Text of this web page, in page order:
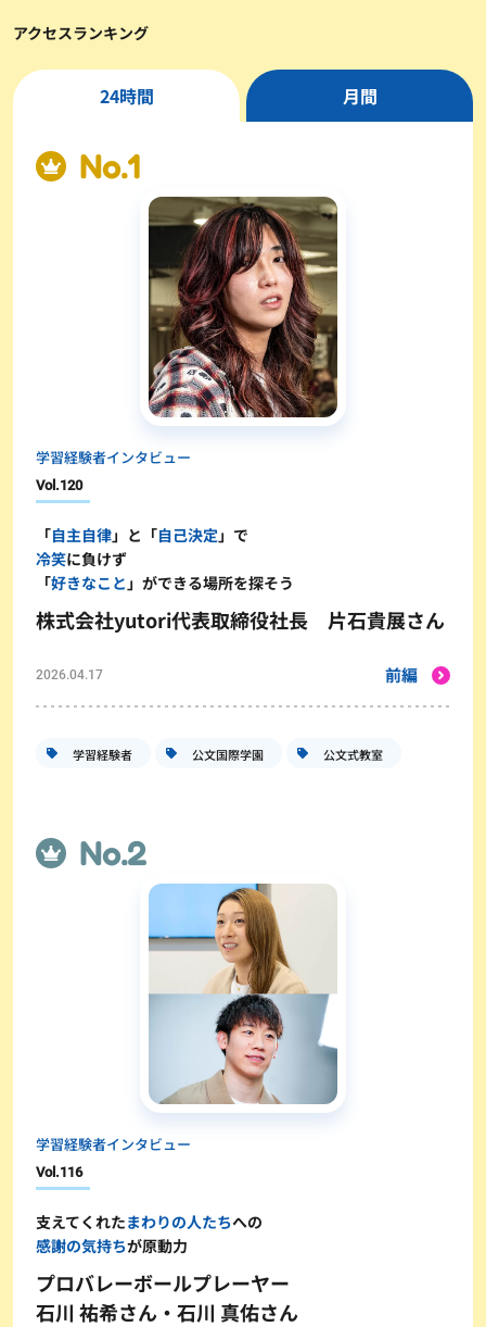
アクセスランキング
24時間 月間
学習経験者インタビュー
Vol.120
「自主自律」と「自己決定」で
冷笑に負けず
「好きなこと」ができる場所を探そう
株式会社yutori代表取締役社長 片石貴展さん
2026.04.17 前編
学習経験者 公文国際学園 公文式教室
学習経験者インタビュー
Vol.116
支えてくれたまわりの人たちへの
感謝の気持ちが原動力
プロバレーボールプレーヤー
石川 祐希さん・石川 真佑さん